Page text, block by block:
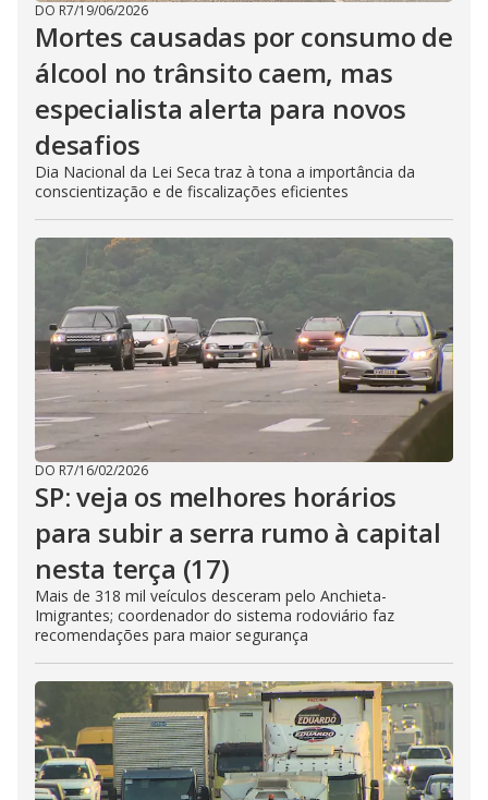
DO R7/19/06/2026
Mortes causadas por consumo de
álcool no trânsito caem, mas
especialista alerta para novos
desafios
Dia Nacional da Lei Seca traz à tona a importância da
conscientização e de fiscalizações eficientes
DO R7/16/02/2026
SP: veja os melhores horários
para subir a serra rumo à capital
nesta terça (17)
Mais de 318 mil veículos desceram pelo Anchieta-
Imigrantes; coordenador do sistema rodoviário faz
recomendações para maior segurança